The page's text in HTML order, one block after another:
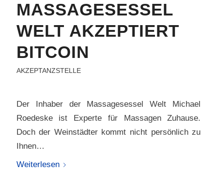
MASSAGESESSEL
WELT AKZEPTIERT
BITCOIN
AKZEPTANZSTELLE
Der Inhaber der Massagesessel Welt Michael
Roedeske ist Experte für Massagen Zuhause.
Doch der Weinstädter kommt nicht persönlich zu
Ihnen…
Weiterlesen